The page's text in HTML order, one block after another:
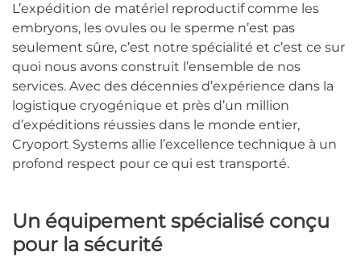
L’expédition de matériel reproductif comme les
embryons, les ovules ou le sperme n’est pas
seulement sûre, c’est notre spécialité et c’est ce sur
quoi nous avons construit l’ensemble de nos
services. Avec des décennies d’expérience dans la
logistique cryogénique et près d’un million
d’expéditions réussies dans le monde entier,
Cryoport Systems allie l’excellence technique à un
profond respect pour ce qui est transporté.
Un équipement spécialisé conçu
pour la sécurité